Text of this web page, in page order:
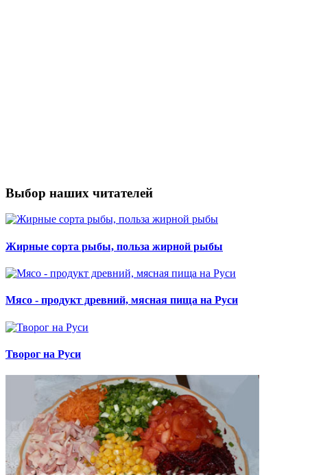
Выбор наших читателей
Жирные сорта рыбы, польза жирной рыбы
Мясо - продукт древний, мясная пища на Руси
Творог на Руси